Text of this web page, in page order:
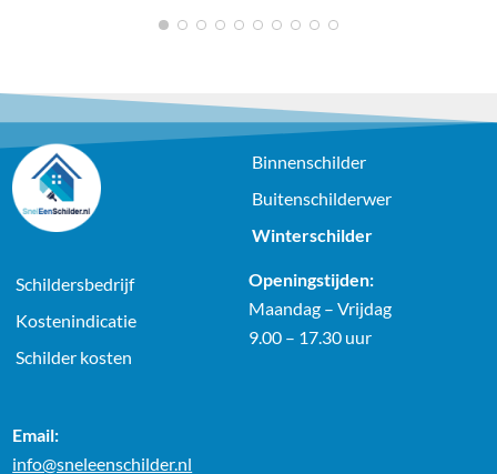
1 2 3 4 5 6 7 8 9 10
Binnenschilder
Buitenschilderwer
Winterschilder
Schildersbedrijf
Kostenindicatie
Schilder kosten
Openingstijden:
Maandag – Vrijdag
9.00 – 17.30 uur
Email:
info@sneleenschilder.nl